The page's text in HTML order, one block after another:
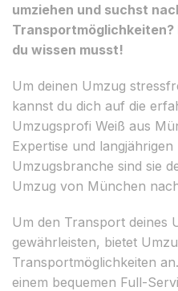
umziehen und suchst
du wissen musst!
Um deinen Umzug
kannst du dich auf die
Umzugsprofi Weiß aus
Expertise und
Umzugsbranche sind sie
Umzug von München
Um den Transport deines
gewährleisten, bietet
Transportmöglichkeiten
einem bequemen Full-